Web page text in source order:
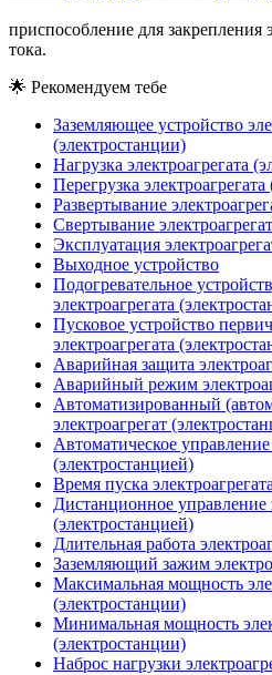
приспособление для закрепления
тока.
🌟 Рекомендуем тебе
Заземляющее устройство
(электростанции)
Нагрузка электроагрегата
Перегрузка
Развертывание
Свертывание
Эксплуатация
Выходное устройство
Подогревательное
электроагрегата
Пусковое устройство
электроагрегата
Аварийная защита
Аварийный режим
Автоматизированный
электроагрегат
Автоматическое управление
(электростанцией)
Время пуска
Дистанционное управление
(электростанцией)
Длительная работа
Заземляющий зажим
Максимальная мощность
(электростанции)
Минимальная мощность
(электростанции)
Наброс нагрузки